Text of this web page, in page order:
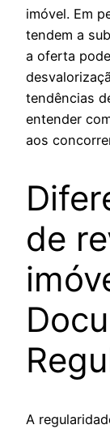
imóvel. Em
tendem a
a oferta
tendências
entender
aos
de
A